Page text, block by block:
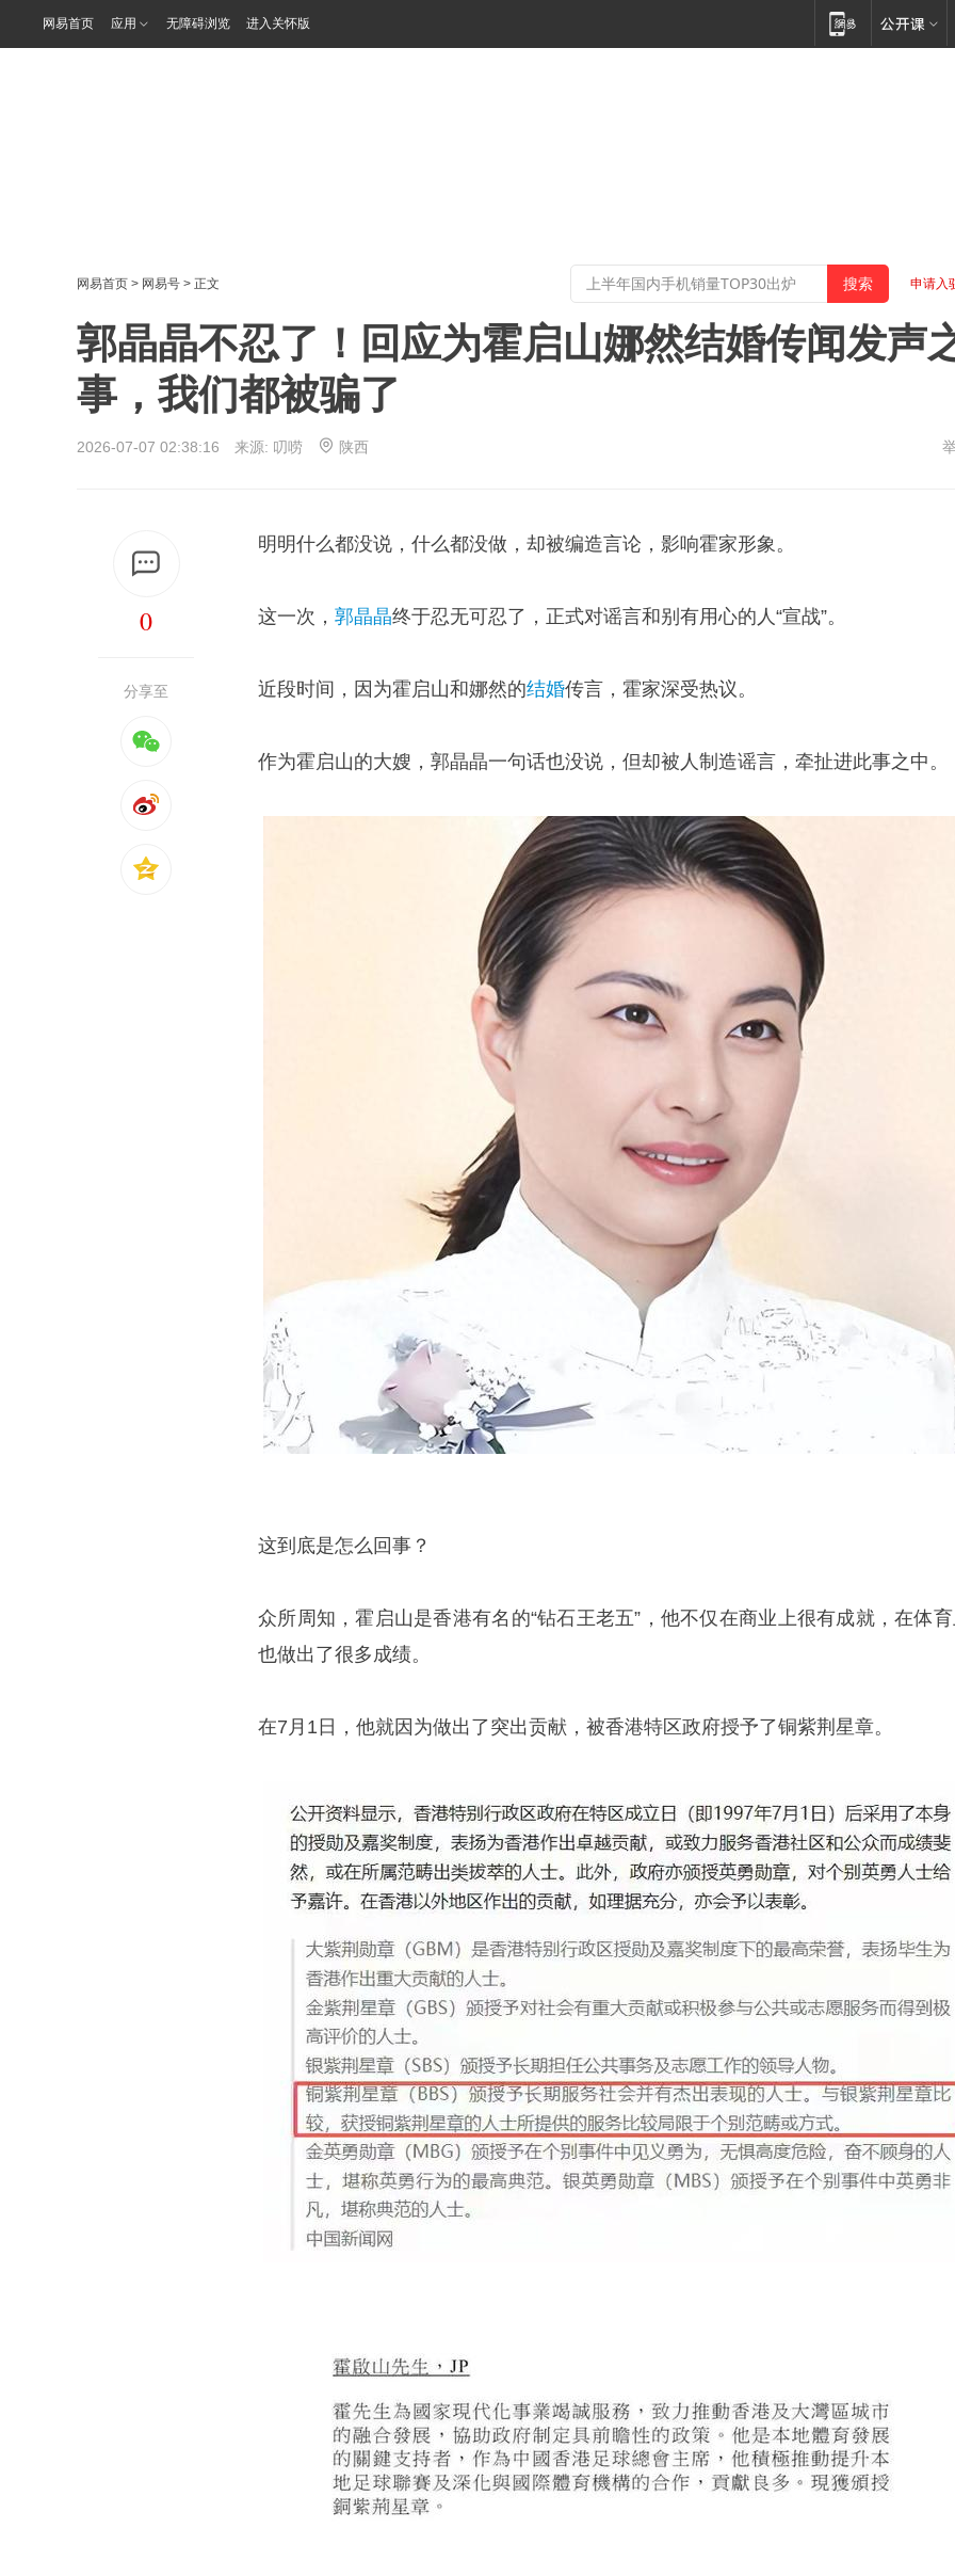
网易首页 应用 无障碍浏览 进入关怀版
网易首页 > 网易号 > 正文 申请入
郭晶晶不忍了！回应为霍启山娜然结婚传闻发声
事，我们都被骗了
2026-07-07 02:38:16 来源: 叨唠 陕西
0
分享至
明明什么都没说，什么都没做，却被编造言论，影响霍家形象。
这一次， 郭晶晶终于忍无可忍了，正式对谣言和别有用心的人“宣战”。
近段时间，因为霍启山和娜然的结婚传言，霍家深受热议。
作为霍启山的大嫂，郭晶晶一句话也没说，但却被人制造谣言，牵扯进此事之中。
这到底是怎么回事？
众所周知，霍启山是香港有名的“钻石王老五”，他不仅在商业上很有成就，在体
也做出了很多成绩。
在7月1日，他就因为做出了突出贡献，被香港特区政府授予了铜紫荆星章。